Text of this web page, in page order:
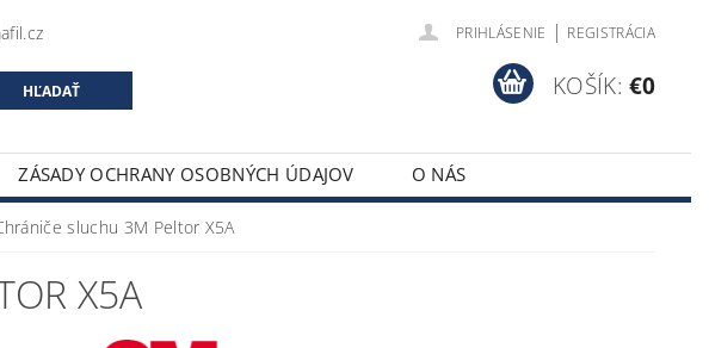
PRIHLÁSENIE | REGISTRÁCIA
KOŠÍK: €0
ZÁSADY OCHRANY OSOBNÝCH ÚDAJOV
O NÁS
sluchu 3M Peltor X5A
X5A